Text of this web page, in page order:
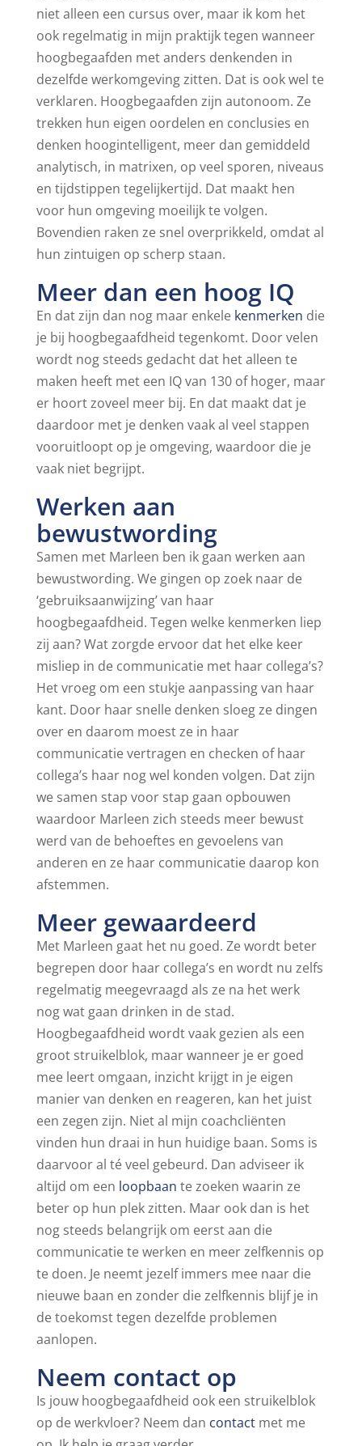
niet alleen een cursus over, maar ik kom het
ook regelmatig in mijn praktijk tegen wanneer
hoogbegaafden met anders denkenden in
dezelfde werkomgeving zitten. Dat is ook wel te
verklaren. Hoogbegaafden zijn autonoom. Ze
trekken hun eigen oordelen en conclusies en
denken hoogintelligent, meer dan gemiddeld
analytisch, in matrixen, op veel sporen, niveaus
en tijdstippen tegelijkertijd. Dat maakt hen
voor hun omgeving moeilijk te volgen.
Bovendien raken ze snel overprikkeld, omdat al
hun zintuigen op scherp staan.
Meer dan een hoog IQ
En dat zijn dan nog maar enkele kenmerken die
je bij hoogbegaafdheid tegenkomt. Door velen
wordt nog steeds gedacht dat het alleen te
maken heeft met een IQ van 130 of hoger, maar
er hoort zoveel meer bij. En dat maakt dat je
daardoor met je denken vaak al veel stappen
vooruitloopt op je omgeving, waardoor die je
vaak niet begrijpt.
Werken aan
bewustwording
Samen met Marleen ben ik gaan werken aan
bewustwording. We gingen op zoek naar de
‘gebruiksaanwijzing’ van haar
hoogbegaafdheid. Tegen welke kenmerken liep
zij aan? Wat zorgde ervoor dat het elke keer
misliep in de communicatie met haar collega’s?
Het vroeg om een stukje aanpassing van haar
kant. Door haar snelle denken sloeg ze dingen
over en daarom moest ze in haar
communicatie vertragen en checken of haar
collega’s haar nog wel konden volgen. Dat zijn
we samen stap voor stap gaan opbouwen
waardoor Marleen zich steeds meer bewust
werd van de behoeftes en gevoelens van
anderen en ze haar communicatie daarop kon
afstemmen.
Meer gewaardeerd
Met Marleen gaat het nu goed. Ze wordt beter
begrepen door haar collega’s en wordt nu zelfs
regelmatig meegevraagd als ze na het werk
nog wat gaan drinken in de stad.
Hoogbegaafdheid wordt vaak gezien als een
groot struikelblok, maar wanneer je er goed
mee leert omgaan, inzicht krijgt in je eigen
manier van denken en reageren, kan het juist
een zegen zijn. Niet al mijn coachcliënten
vinden hun draai in hun huidige baan. Soms is
daarvoor al té veel gebeurd. Dan adviseer ik
altijd om een loopbaan te zoeken waarin ze
beter op hun plek zitten. Maar ook dan is het
nog steeds belangrijk om eerst aan die
communicatie te werken en meer zelfkennis op
te doen. Je neemt jezelf immers mee naar die
nieuwe baan en zonder die zelfkennis blijf je in
de toekomst tegen dezelfde problemen
aanlopen.
Neem contact op
Is jouw hoogbegaafdheid ook een struikelblok
op de werkvloer? Neem dan contactmet me